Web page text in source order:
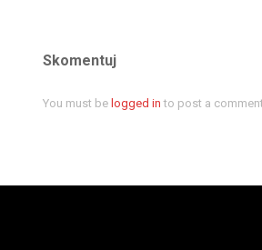
Skomentuj
You must be logged in to post a